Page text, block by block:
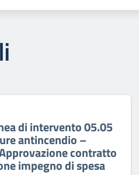
di intervento 05.05
antincendio –
contratto
impegno di spesa